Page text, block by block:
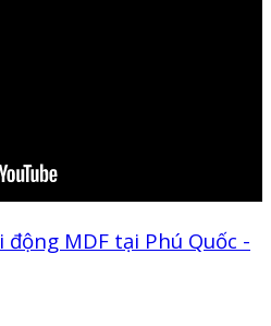
MDF tại Phú Quốc -